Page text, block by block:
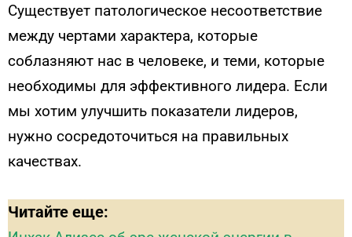
Существует патологическое несоответствие
между чертами характера, которые
соблазняют нас в человеке, и теми, которые
необходимы для эффективного лидера. Если
мы хотим улучшить показатели лидеров,
нужно сосредоточиться на правильных
качествах.
Читайте еще: